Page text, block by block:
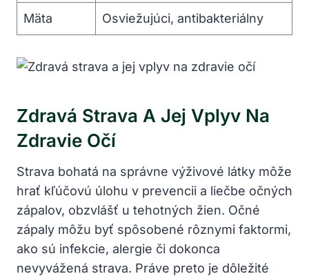
Mäta Osviežujúci, ⁢antibakteriálny
Zdravá Strava‌ A Jej​ Vplyv⁣ Na
Zdravie Očí
Strava ‍bohatá na správne ​výživové‌ látky môže
hrať kľúčovú úlohu v ‍prevencii a liečbe očných⁢
zápalov, ‍obzvlášť ⁣u tehotných ⁢žien.⁤ Očné
zápaly môžu ‍byť spôsobené rôznymi faktormi,
ako sú ‌infekcie, alergie ‌či dokonca​
nevyvážená strava. Práve preto‍ je ‍dôležité